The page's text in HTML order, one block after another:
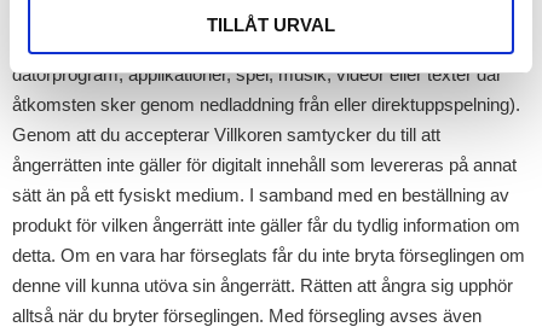
TILLÅT URVAL
datorprogram med bruten försegling; eller digitalt innehåll som
datorprogram, applikationer, spel, musik, videor eller texter där
åtkomsten sker genom nedladdning från eller direktuppspelning).
Genom att du accepterar Villkoren samtycker du till att
ångerrätten inte gäller för digitalt innehåll som levereras på annat
sätt än på ett fysiskt medium. I samband med en beställning av
produkt för vilken ångerrätt inte gäller får du tydlig information om
detta. Om en vara har förseglats får du inte bryta förseglingen om
denne vill kunna utöva sin ångerrätt. Rätten att ångra sig upphör
alltså när du bryter förseglingen. Med försegling avses även